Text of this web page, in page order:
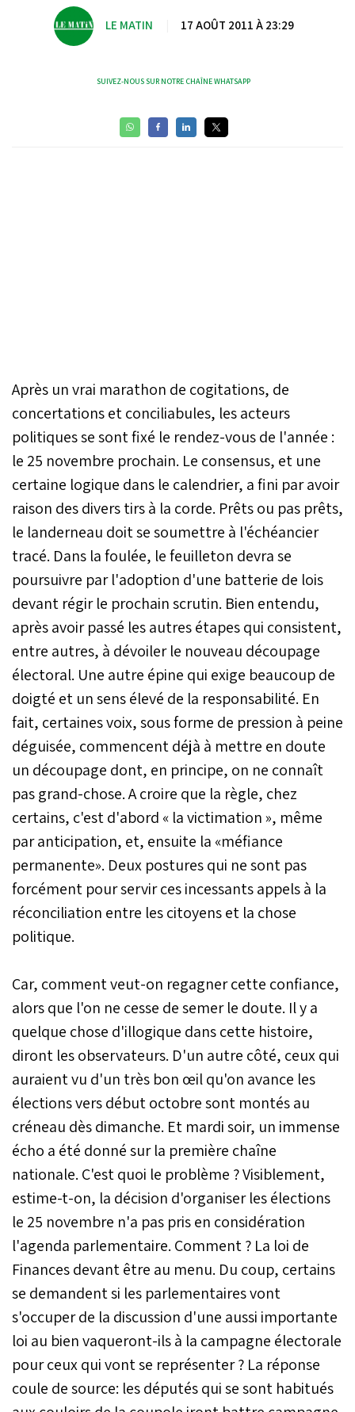
LE MATIN 17 AOÛT 2011 À 23:29
SUIVEZ-NOUS SUR NOTRE CHAÎNE WHATSAPP
Après un vrai marathon de cogitations, de
concertations et conciliabules, les acteurs
politiques se sont fixé le rendez-vous de l'année :
le 25 novembre prochain. Le consensus, et une
certaine logique dans le calendrier, a fini par avoir
raison des divers tirs à la corde. Prêts ou pas prêts,
le landerneau doit se soumettre à l'échéancier
tracé. Dans la foulée, le feuilleton devra se
poursuivre par l'adoption d'une batterie de lois
devant régir le prochain scrutin. Bien entendu,
après avoir passé les autres étapes qui consistent,
entre autres, à dévoiler le nouveau découpage
électoral. Une autre épine qui exige beaucoup de
doigté et un sens élevé de la responsabilité. En
fait, certaines voix, sous forme de pression à peine
déguisée, commencent déjà à mettre en doute
un découpage dont, en principe, on ne connaît
pas grand-chose. A croire que la règle, chez
certains, c'est d'abord « la victimation », même
par anticipation, et, ensuite la «méfiance
permanente». Deux postures qui ne sont pas
forcément pour servir ces incessants appels à la
réconciliation entre les citoyens et la chose
politique.
Car, comment veut-on regagner cette confiance,
alors que l'on ne cesse de semer le doute. Il y a
quelque chose d'illogique dans cette histoire,
diront les observateurs. D'un autre côté, ceux qui
auraient vu d'un très bon œil qu'on avance les
élections vers début octobre sont montés au
créneau dès dimanche. Et mardi soir, un immense
écho a été donné sur la première chaîne
nationale. C'est quoi le problème ? Visiblement,
estime-t-on, la décision d'organiser les élections
le 25 novembre n'a pas pris en considération
l'agenda parlementaire. Comment ? La loi de
Finances devant être au menu. Du coup, certains
se demandent si les parlementaires vont
s'occuper de la discussion d'une aussi importante
loi au bien vaqueront-ils à la campagne électorale
pour ceux qui vont se représenter ? La réponse
coule de source: les députés qui se sont habitués